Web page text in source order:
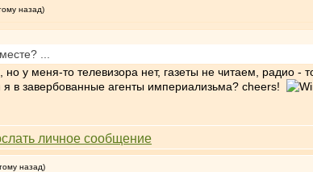
назад)
...
у меня-то телевизора нет, газеты не читаем, радио -
я в завербованные агенты империализьма? cheers!
назад)